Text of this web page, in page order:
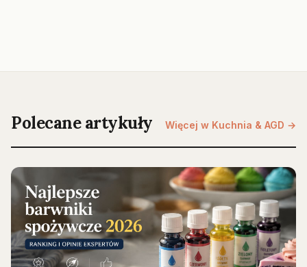
Polecane artykuły Więcej w Kuchnia & AGD →